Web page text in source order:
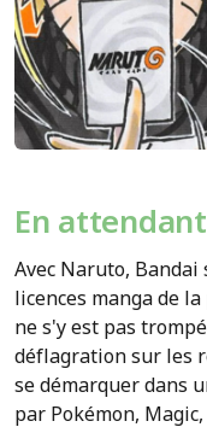
En
Avec Naruto,
licences manga de
ne s'y est pas
déflagration sur les
se démarquer dans
par Pokémon,